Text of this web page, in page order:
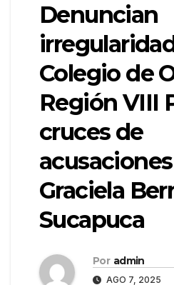
Denuncian
Colegio de
Región VIII
cruces de
Graciela
Sucapuca
Por admin
AGO 7, 2025